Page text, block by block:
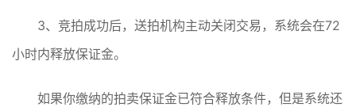
3、竞拍成功后，送拍机构主动关闭交易，系统会在72
小时内释放保证金。
如果你缴纳的拍卖保证金已符合释放条件，但是系统还